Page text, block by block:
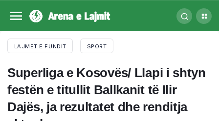
LAJMET E FUNDIT SPORT
Superliga e Kosovës/ Llapi i shtyn
festën e titullit Ballkanit të Ilir
Dajës, ja rezultatet dhe renditja